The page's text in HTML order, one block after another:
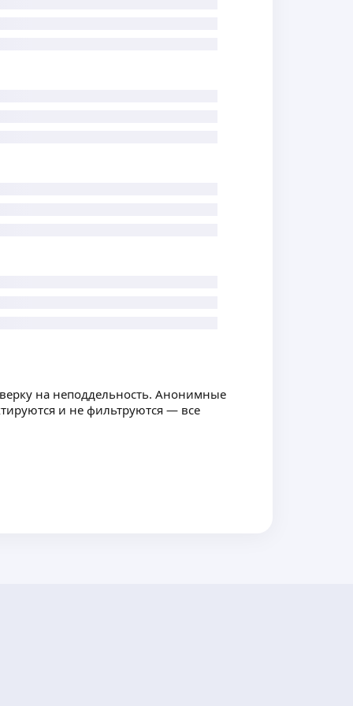
на неподдельность. Анонимные
и не фильтруются — все